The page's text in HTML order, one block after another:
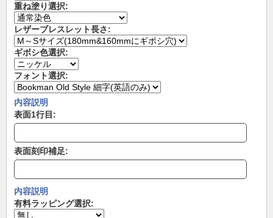
重ね塗り選択:
レザーブレスレット長さ:
ギボシ色選択:
フォント選択:
内容説明
表面1行目:
表面刻印補足:
内容説明
有料ラッピング選択: